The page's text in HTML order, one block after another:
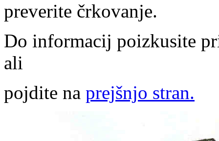
preverite črkovanje.
Do informacij poizkusite
ali
pojdite na prejšnjo stran.